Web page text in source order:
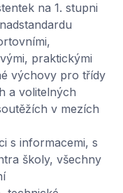
na 1. stupni
praktickými
výchovy pro třídy
a volitelných
v mezích
s informacemi, s
školy, všechny